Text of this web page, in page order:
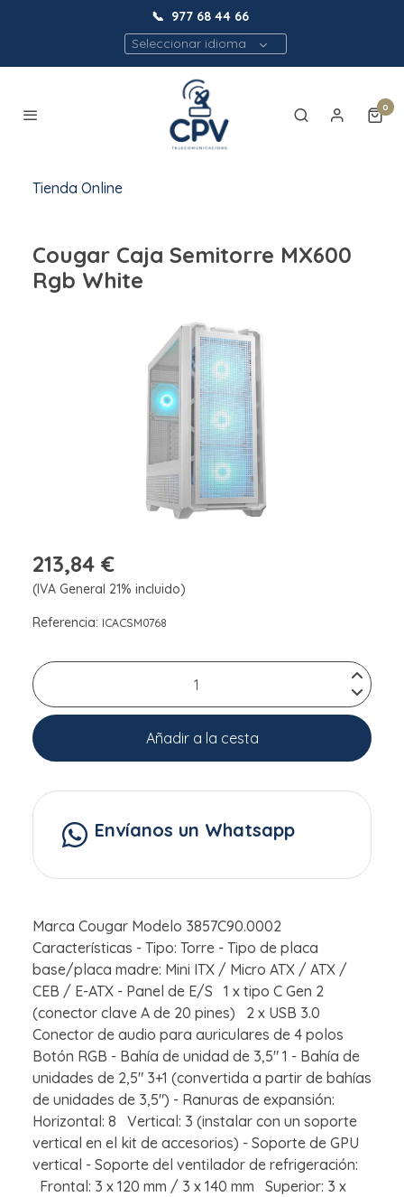
📞 977 68 44 66
Seleccionar idioma
0
Tienda Online
Cougar Caja Semitorre MX600
Rgb White
213,84 €
(IVA General 21% incluido)
Referencia: ICACSM0768
Añadir a la cesta
Envíanos un Whatsapp
Marca Cougar Modelo 3857C90.0002
Características - Tipo: Torre - Tipo de placa
base/placa madre: Mini ITX / Micro ATX / ATX /
CEB / E-ATX - Panel de E/S 1 x tipo C Gen 2
(conector clave A de 20 pines) 2 x USB 3.0
Conector de audio para auriculares de 4 polos
Botón RGB - Bahía de unidad de 3,5" 1 - Bahía de
unidades de 2,5" 3+1 (convertida a partir de bahías
de unidades de 3,5") - Ranuras de expansión:
Horizontal: 8 Vertical: 3 (instalar con un soporte
vertical en el kit de accesorios) - Soporte de GPU
vertical - Soporte del ventilador de refrigeración:
Frontal: 3 x 120 mm / 3 x 140 mm Superior: 3 x